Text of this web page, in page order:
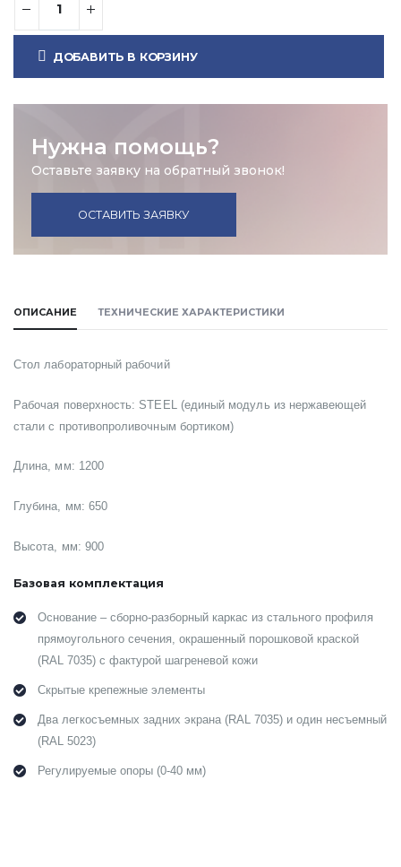
ДОБАВИТЬ В КОРЗИНУ
Нужна помощь?
Оставьте заявку на обратный звонок!
ОСТАВИТЬ ЗАЯВКУ
ОПИСАНИЕ ТЕХНИЧЕСКИЕ ХАРАКТЕРИСТИКИ
Стол лабораторный рабочий
Рабочая поверхность: STEEL (единый модуль из нержавеющей
стали с противопроливочным бортиком)
Длина, мм: 1200
Глубина, мм: 650
Высота, мм: 900
Базовая комплектация
Основание – сборно-разборный каркас из стального профиля
прямоугольного сечения, окрашенный порошковой краской
(RAL 7035) с фактурой шагреневой кожи
Скрытые крепежные элементы
Два легкосъемных задних экрана (RAL 7035) и один несъемный
(RAL 5023)
Регулируемые опоры (0-40 мм)